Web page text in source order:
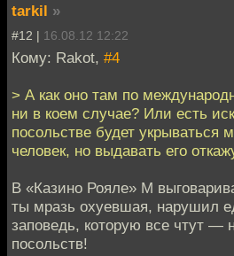
tarkil »
#12 | 16.08.12 12:22
Кому: Rakot, #4
> А как оно там по
ни в коем случае? Или есть
посольстве будет укрываться
человек, но выдавать его
В «Казино Рояле» М
ты мразь охуевшая, нарушил
заповедь, которую все чтут —
посольств!